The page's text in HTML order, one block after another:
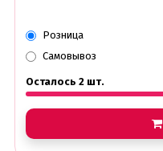
Розница
Самовывоз
Осталось 2 шт.